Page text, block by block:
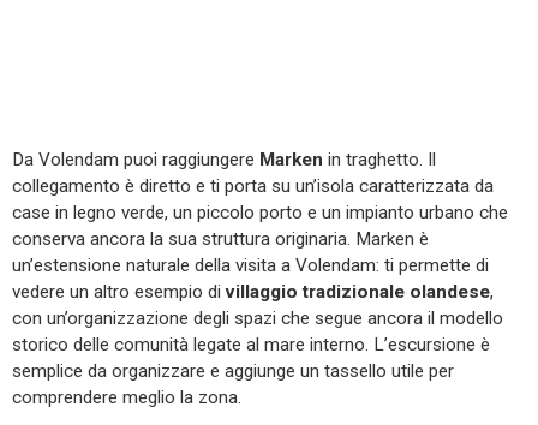
Da Volendam puoi raggiungere Marken in traghetto. Il
collegamento è diretto e ti porta su un’isola caratterizzata da
case in legno verde, un piccolo porto e un impianto urbano che
conserva ancora la sua struttura originaria. Marken è
un’estensione naturale della visita a Volendam: ti permette di
vedere un altro esempio divillaggio tradizionale olandese,
con un’organizzazione degli spazi che segue ancora il modello
storico delle comunità legate al mare interno. L’escursione è
semplice da organizzare e aggiunge un tassello utile per
comprendere meglio la zona.